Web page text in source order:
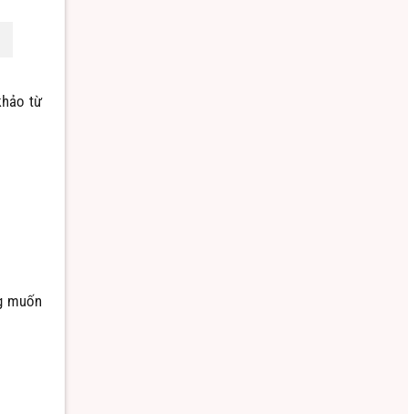
từ
muốn